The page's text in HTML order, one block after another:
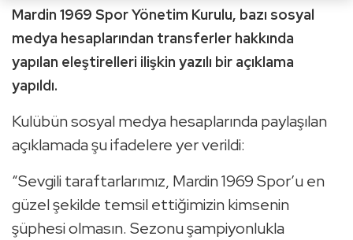
Mardin 1969 Spor Yönetim Kurulu, bazı sosyal
medya hesaplarından transferler hakkında
yapılan eleştirelleri ilişkin yazılı bir açıklama
yapıldı.
Kulübün sosyal medya hesaplarında paylaşılan
açıklamada şu ifadelere yer verildi:
“Sevgili taraftarlarımız, Mardin 1969 Spor’u en
güzel şekilde temsil ettiğimizin kimsenin
şüphesi olmasın. Sezonu şampiyonlukla